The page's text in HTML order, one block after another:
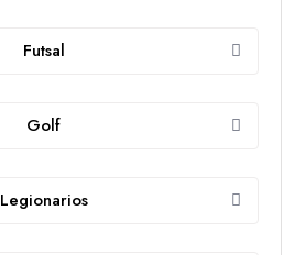
Futsal
Golf
Legionarios